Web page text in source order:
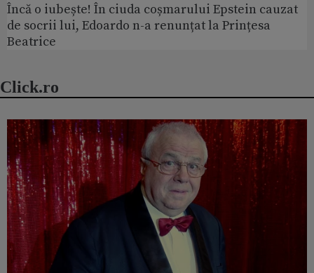
Încă o iubește! În ciuda coșmarului Epstein cauzat
de socrii lui, Edoardo n-a renunțat la Prințesa
Beatrice
Click.ro